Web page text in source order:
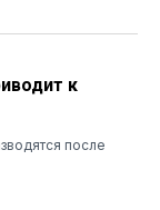
к
после